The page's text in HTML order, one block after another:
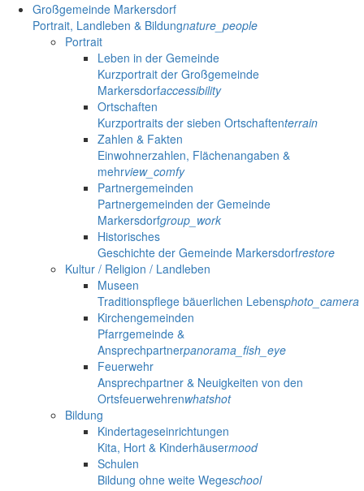
Großgemeinde Markersdorf
Portrait, Landleben & Bildungnature_people
Portrait
Leben in der Gemeinde
Kurzportrait der Großgemeinde
Markersdorfaccessibility
Ortschaften
Kurzportraits der sieben Ortschaftenterrain
Zahlen & Fakten
Einwohnerzahlen, Flächenangaben &
mehrview_comfy
Partnergemeinden
Partnergemeinden der Gemeinde
Markersdorfgroup_work
Historisches
Geschichte der Gemeinde Markersdorfrestore
Kultur / Religion / Landleben
Museen
Traditionspflege bäuerlichen Lebensphoto_camera
Kirchengemeinden
Pfarrgemeinde &
Ansprechpartnerpanorama_fish_eye
Feuerwehr
Ansprechpartner & Neuigkeiten von den
Ortsfeuerwehrenwhatshot
Bildung
Kindertageseinrichtungen
Kita, Hort & Kinderhäusermood
Schulen
Bildung ohne weite Wegeschool